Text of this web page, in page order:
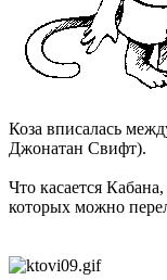
Коза вписалась
Джонатан Свифт).
Что касается
которых можно